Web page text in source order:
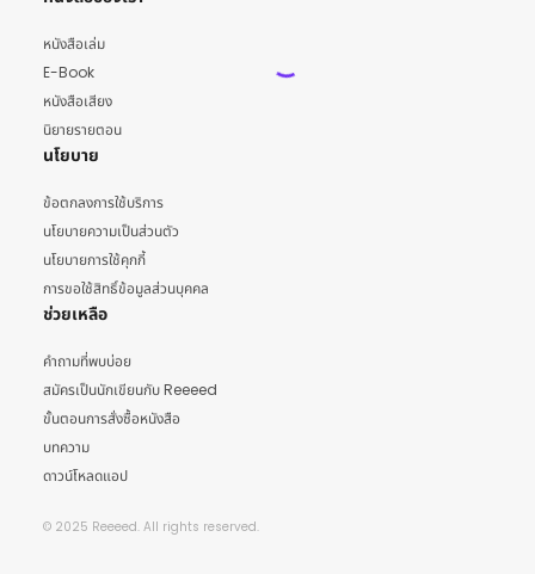
หนังสือเล่ม
E-Book
หนังสือเสียง
นิยายรายตอน
นโยบาย
ข้อตกลงการใช้บริการ
นโยบายความเป็นส่วนตัว
นโยบายการใช้คุกกี้
การขอใช้สิทธิ์ข้อมูลส่วนบุคคล
ช่วยเหลือ
คำถามที่พบบ่อย
สมัครเป็นนักเขียนกับ Reeeed
ขั้นตอนการสั่งซื้อหนังสือ
บทความ
ดาวน์โหลดแอป
© 2025 Reeeed. All rights reserved.